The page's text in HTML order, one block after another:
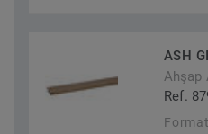
ASH
Ahşap
Ref.
Format